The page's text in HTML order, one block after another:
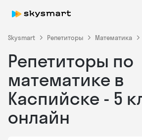
Skysmart Репетиторы Математика
Репетиторы по
математике в
Каспийске - 5
онлайн